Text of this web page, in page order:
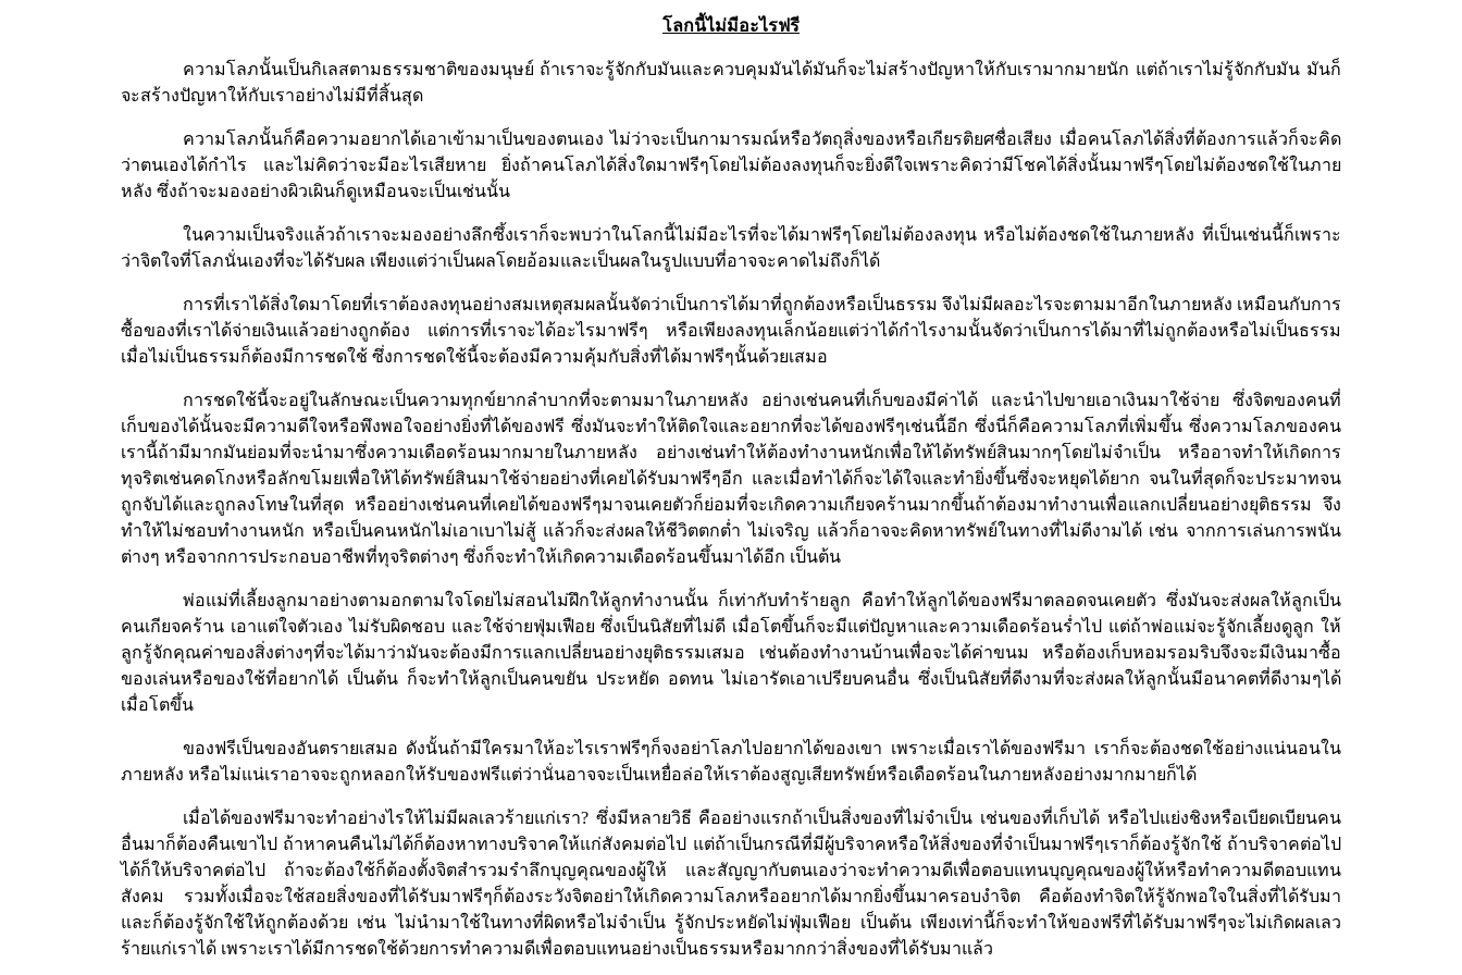
โลกนี้ไม่มีอะไรฟรี
ความโลภนั้นเป็นกิเลสตามธรรมชาติของมนุษย์ ถ้าเราจะรู้จักกับมันและควบคุมมันได้มันก็จะไม่สร้างปัญหาให้กับเรามากมายนัก แต่ถ้าเราไม่รู้จักกับมัน มันก็
จะสร้างปัญหาให้กับเราอย่างไม่มีที่สิ้นสุด
ความโลภนั้นก็คือความอยากได้เอาเข้ามาเป็นของตนเอง ไม่ว่าจะเป็นกามารมณ์หรือวัตถุสิ่งของหรือเกียรติยศชื่อเสียง เมื่อคนโลภได้สิ่งที่ต้องการแล้วก็จะคิด
ว่าตนเองได้กำไร และไม่คิดว่าจะมีอะไรเสียหาย ยิ่งถ้าคนโลภได้สิ่งใดมาฟรีๆโดยไม่ต้องลงทุนก็จะยิ่งดีใจเพราะคิดว่ามีโชคได้สิ่งนั้นมาฟรีๆโดยไม่ต้องชดใช้ในภาย
หลัง ซึ่งถ้าจะมองอย่างผิวเผินก็ดูเหมือนจะเป็นเช่นนั้น
ในความเป็นจริงแล้วถ้าเราจะมองอย่างลึกซึ้งเราก็จะพบว่าในโลกนี้ไม่มีอะไรที่จะได้มาฟรีๆโดยไม่ต้องลงทุน หรือไม่ต้องชดใช้ในภายหลัง ที่เป็นเช่นนี้ก็เพราะ
ว่าจิตใจที่โลภนั่นเองที่จะได้รับผล เพียงแต่ว่าเป็นผลโดยอ้อมและเป็นผลในรูปแบบที่อาจจะคาดไม่ถึงก็ได้
การที่เราได้สิ่งใดมาโดยที่เราต้องลงทุนอย่างสมเหตุสมผลนั้นจัดว่าเป็นการได้มาที่ถูกต้องหรือเป็นธรรม จึงไม่มีผลอะไรจะตามมาอีกในภายหลัง เหมือนกับการ
ซื้อของที่เราได้จ่ายเงินแล้วอย่างถูกต้อง แต่การที่เราจะได้อะไรมาฟรีๆ หรือเพียงลงทุนเล็กน้อยแต่ว่าได้กำไรงามนั้นจัดว่าเป็นการได้มาที่ไม่ถูกต้องหรือไม่เป็นธรรม
เมื่อไม่เป็นธรรมก็ต้องมีการชดใช้ ซึ่งการชดใช้นี้จะต้องมีความคุ้มกับสิ่งที่ได้มาฟรีๆนั้นด้วยเสมอ
การชดใช้นี้จะอยู่ในลักษณะเป็นความทุกข์ยากลำบากที่จะตามมาในภายหลัง อย่างเช่นคนที่เก็บของมีค่าได้ และนำไปขายเอาเงินมาใช้จ่าย ซึ่งจิตของคนที่
เก็บของได้นั้นจะมีความดีใจหรือพึงพอใจอย่างยิ่งที่ได้ของฟรี ซึ่งมันจะทำให้ติดใจและอยากที่จะได้ของฟรีๆเช่นนี้อีก ซึ่งนี่ก็คือความโลภที่เพิ่มขึ้น ซึ่งความโลภของคน
เรานี้ถ้ามีมากมันย่อมที่จะนำมาซึ่งความเดือดร้อนมากมายในภายหลัง อย่างเช่นทำให้ต้องทำงานหนักเพื่อให้ได้ทรัพย์สินมากๆโดยไม่จำเป็น หรืออาจทำให้เกิดการ
ทุจริตเช่นคดโกงหรือลักขโมยเพื่อให้ได้ทรัพย์สินมาใช้จ่ายอย่างที่เคยได้รับมาฟรีๆอีก และเมื่อทำได้ก็จะได้ใจและทำยิ่งขึ้นซึ่งจะหยุดได้ยาก จนในที่สุดก็จะประมาทจน
ถูกจับได้และถูกลงโทษในที่สุด หรืออย่างเช่นคนที่เคยได้ของฟรีๆมาจนเคยตัวก็ย่อมที่จะเกิดความเกียจคร้านมากขึ้นถ้าต้องมาทำงานเพื่อแลกเปลี่ยนอย่างยุติธรรม จึง
ทำให้ไม่ชอบทำงานหนัก หรือเป็นคนหนักไม่เอาเบาไม่สู้ แล้วก็จะส่งผลให้ชีวิตตกต่ำ ไม่เจริญ แล้วก็อาจจะคิดหาทรัพย์ในทางที่ไม่ดีงามได้ เช่น จากการเล่นการพนัน
ต่างๆ หรือจากการประกอบอาชีพที่ทุจริตต่างๆ ซึ่งก็จะทำให้เกิดความเดือดร้อนขึ้นมาได้อีก เป็นต้น
พ่อแม่ที่เลี้ยงลูกมาอย่างตามอกตามใจโดยไม่สอนไม่ฝึกให้ลูกทำงานนั้น ก็เท่ากับทำร้ายลูก คือทำให้ลูกได้ของฟรีมาตลอดจนเคยตัว ซึ่งมันจะส่งผลให้ลูกเป็น
คนเกียจคร้าน เอาแต่ใจตัวเอง ไม่รับผิดชอบ และใช้จ่ายฟุ่มเฟือย ซึ่งเป็นนิสัยที่ไม่ดี เมื่อโตขึ้นก็จะมีแต่ปัญหาและความเดือดร้อนร่ำไป แต่ถ้าพ่อแม่จะรู้จักเลี้ยงดูลูก ให้
ลูกรู้จักคุณค่าของสิ่งต่างๆที่จะได้มาว่ามันจะต้องมีการแลกเปลี่ยนอย่างยุติธรรมเสมอ เช่นต้องทำงานบ้านเพื่อจะได้ค่าขนม หรือต้องเก็บหอมรอมริบจึงจะมีเงินมาซื้อ
ของเล่นหรือของใช้ที่อยากได้ เป็นต้น ก็จะทำให้ลูกเป็นคนขยัน ประหยัด อดทน ไม่เอารัดเอาเปรียบคนอื่น ซึ่งเป็นนิสัยที่ดีงามที่จะส่งผลให้ลูกนั้นมีอนาคตที่ดีงามๆได้
เมื่อโตขึ้น
ของฟรีเป็นของอันตรายเสมอ ดังนั้นถ้ามีใครมาให้อะไรเราฟรีๆก็จงอย่าโลภไปอยากได้ของเขา เพราะเมื่อเราได้ของฟรีมา เราก็จะต้องชดใช้อย่างแน่นอนใน
ภายหลัง หรือไม่แน่เราอาจจะถูกหลอกให้รับของฟรีแต่ว่านั่นอาจจะเป็นเหยื่อล่อให้เราต้องสูญเสียทรัพย์หรือเดือดร้อนในภายหลังอย่างมากมายก็ได้
เมื่อได้ของฟรีมาจะทำอย่างไรให้ไม่มีผลเลวร้ายแก่เรา? ซึ่งมีหลายวิธี คืออย่างแรกถ้าเป็นสิ่งของที่ไม่จำเป็น เช่นของที่เก็บได้ หรือไปแย่งชิงหรือเบียดเบียนคน
อื่นมาก็ต้องคืนเขาไป ถ้าหาคนคืนไม่ได้ก็ต้องหาทางบริจาคให้แก่สังคมต่อไป แต่ถ้าเป็นกรณีที่มีผู้บริจาคหรือให้สิ่งของที่จำเป็นมาฟรีๆเราก็ต้องรู้จักใช้ ถ้าบริจาคต่อไป
ได้ก็ให้บริจาคต่อไป ถ้าจะต้องใช้ก็ต้องตั้งจิตสำรวมรำลึกบุญคุณของผู้ให้ และสัญญากับตนเองว่าจะทำความดีเพื่อตอบแทนบุญคุณของผู้ให้หรือทำความดีตอบแทน
สังคม รวมทั้งเมื่อจะใช้สอยสิ่งของที่ได้รับมาฟรีๆก็ต้องระวังจิตอย่าให้เกิดความโลภหรืออยากได้มากยิ่งขึ้นมาครอบงำจิต คือต้องทำจิตให้รู้จักพอใจในสิ่งที่ได้รับมา
และก็ต้องรู้จักใช้ให้ถูกต้องด้วย เช่น ไม่นำมาใช้ในทางที่ผิดหรือไม่จำเป็น รู้จักประหยัดไม่ฟุ่มเฟือย เป็นต้น เพียงเท่านี้ก็จะทำให้ของฟรีที่ได้รับมาฟรีๆจะไม่เกิดผลเลว
ร้ายแก่เราได้ เพราะเราได้มีการชดใช้ด้วยการทำความดีเพื่อตอบแทนอย่างเป็นธรรมหรือมากกว่าสิ่งของที่ได้รับมาแล้ว